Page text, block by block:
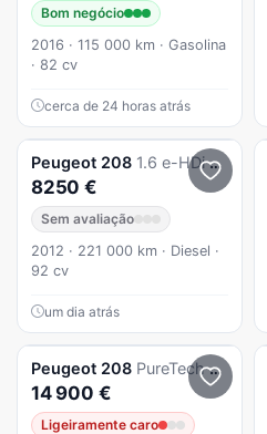
Bom negócio
2016 · 115 000 km · Gasolina
· 82 cv
cerca de 24 horas atrás
Peugeot 208 1.6 e-HDi Allure 2-Tronic
8250 €
Sem avaliação
2012 · 221 000 km · Diesel ·
92 cv
um dia atrás
Peugeot 208 PureTech 100 GT
14 900 €
Ligeiramente caro